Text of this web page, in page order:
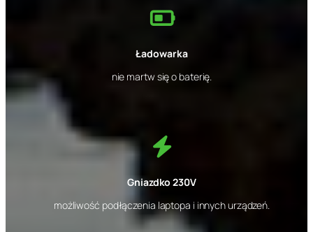
Ładowarka
nie martw się o baterię.
Gniazdko 230V
możliwość podłączenia laptopa i innych urządzeń.